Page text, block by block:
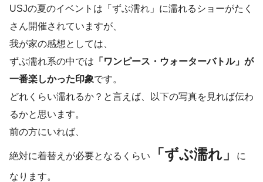
USJの夏のイベントは「ずぶ濡れ」に濡れるショーがたく
さん開催されていますが、
我が家の感想としては、
ずぶ濡れ系の中では 「ワンピース・ウォーターバトル」が
一番楽しかった印象です。
どれくらい濡れるか？と言えば、以下の写真を見れば伝わ
るかと思います。
前の方にいれば、
絶対に着替えが必要となるくらい 「ずぶ濡れ」 に
なります。